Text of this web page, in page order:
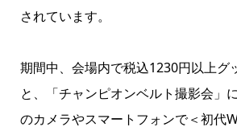
されています。
期間中、会場内で税込1230円以上グ
と、「チャンピオンベルト撮影会」
のカメラやスマートフォンで＜初代